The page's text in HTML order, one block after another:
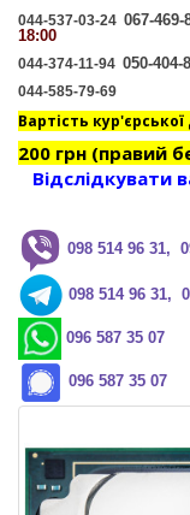
044-537-03-24 067-
18:00
044-374-11-94 050-
044-585-79-69
Вартість
200 грн (правий
Відслідкувати
098 514 96 31,
098 514 96 31,
096 587 35 07
096 587 35 07